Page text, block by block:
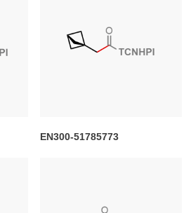
EN300-51785773